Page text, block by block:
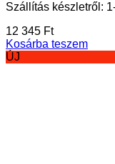
Szállítás készletről:
12 345 Ft
Kosárba teszem
ÚJ